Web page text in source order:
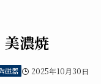
美濃焼
磁器 2025年10月30日